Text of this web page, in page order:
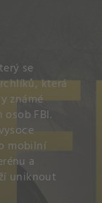
se
která
známé
FBI.
mobilní
a
uniknout